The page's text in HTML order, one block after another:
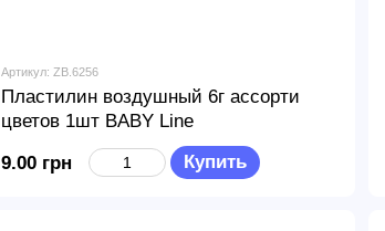
Артикул: ZB.6256
Пластилин воздушный 6г ассорти
цветов 1шт BABY Line
9.00 грн Купить